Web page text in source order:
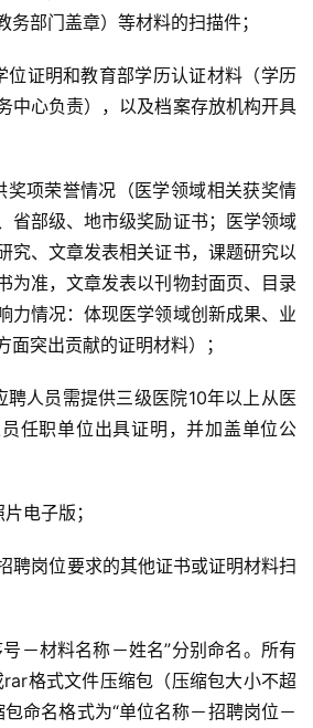
部门盖章）等材料的扫描件；
位证明和教育部学历认证材料（学历
中心负责），以及档案存放机构开具
奖项荣誉情况（医学领域相关获奖情
省部级、地市级奖励证书；医学领域
究、文章发表相关证书，课题研究以
为准，文章发表以刊物封面页、目录
力情况：体现医学领域创新成果、业
突出贡献的证明材料）；
聘人员需提供三级医院10年以上从医
任职单位出具证明，并加盖单位公
电子版；
聘岗位要求的其他证书或证明材料扫
－材料名称－姓名”分别命名。所有
格式文件压缩包（压缩包大小不超
命名格式为“单位名称－招聘岗位－